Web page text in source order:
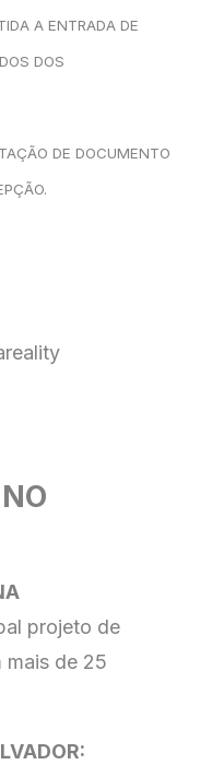
A ENTRADA DE
DOS
DE DOCUMENTO
projeto de
mais de 25